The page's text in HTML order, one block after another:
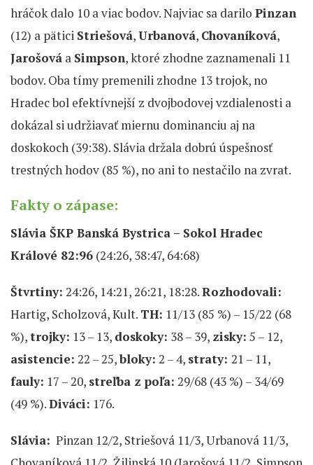
hráčok dalo 10 a viac bodov. Najviac sa darilo Pinzan
(12) a pätici Striešová,Urbanová, Chovaníková,
Jarošová a Simpson, ktoré zhodne zaznamenali 11
bodov. Oba tímy premenili zhodne 13 trojok, no
Hradec bol efektívnejší z dvojbodovej vzdialenosti a
dokázal si udržiavať miernu dominanciu aj na
doskokoch (39:38). Slávia držala dobrú úspešnosť
trestných hodov (85 %), no ani to nestačilo na zvrat.
Fakty o zápase:
Slávia ŠKP Banská Bystrica – Sokol Hradec
Králové 82:96 (24:26, 38:47, 64:68)
Štvrtiny: 24:26, 14:21, 26:21, 18:28.Rozhodovali:
Hartig, Scholzová, Kult. TH: 11/13 (85 %) – 15/22 (68
%),trojky: 13 – 13, doskoky: 38 – 39, zisky: 5 – 12,
asistencie: 22 – 25,bloky: 2 – 4, straty: 21 – 11,
fauly: 17 – 20, streľba z poľa: 29/68 (43 %) – 34/69
(49 %).Diváci: 176.
Slávia: Pinzan 12/2, Striešová 11/3, Urbanová 11/3,